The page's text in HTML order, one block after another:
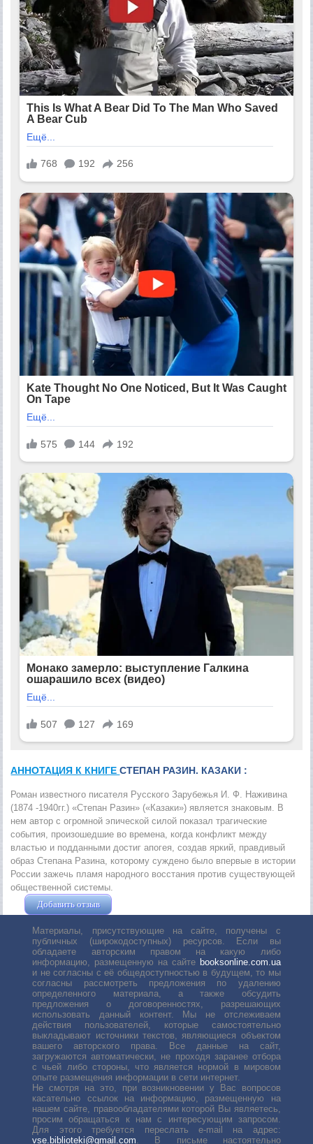
АННОТАЦИЯ К КНИГЕСТЕПАН РАЗИН. КАЗАКИ :
Роман известного писателя Русского Зарубежья И. Ф. Наживина
(1874 -1940гг.) «Степан Разин» («Казаки») является знаковым. В
нем автор с огромной эпической силой показал трагические
события, произошедшие во времена, когда конфликт между
властью и подданными достиг апогея, создав яркий, правдивый
образ Степана Разина, которому суждено было впервые в истории
России зажечь пламя народного восстания против существующей
общественной системы.
Добавить отзыв
Материалы, присутствующие на сайте, получены с
публичных (широкодоступных) ресурсов. Если вы
обладаете авторским правом на какую либо
информацию, размещенную на сайте booksonline.com.ua
и не согласны с её общедоступностью в будущем, то мы
согласны рассмотреть предложения по удалению
определенного материала, а также обсудить
предложения о договоренностях, разрешающих
использовать данный контент. Мы не отслеживаем
действия пользователей, которые самостоятельно
выкладывают источники текстов, являющиеся объектом
вашего авторского права. Все данные на сайт,
загружаются автоматически, не проходя заранее отбора
с чьей либо стороны, что является нормой в мировом
опыте размещения информации в сети интернет.
Не смотря на это, при возникновении у Вас вопросов
касательно ссылок на информацию, размещенную на
нашем сайте, правообладателями которой Вы являетесь,
просим обращаться к нам с интересующим запросом.
Для этого требуется переслать е-mail на адрес:
vse.biblioteki@gmail.com. В письме настоятельно